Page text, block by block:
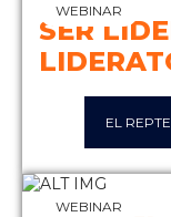
WEBINAR
SER
EL
WEBINAR